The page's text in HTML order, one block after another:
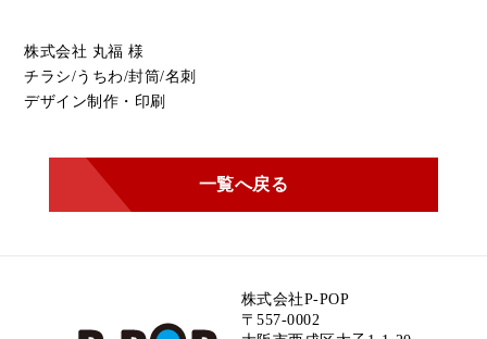
株式会社 丸福 様
チラシ/うちわ/封筒/名刺
デザイン制作・印刷
一覧へ戻る
株式会社P-POP
〒557-0002